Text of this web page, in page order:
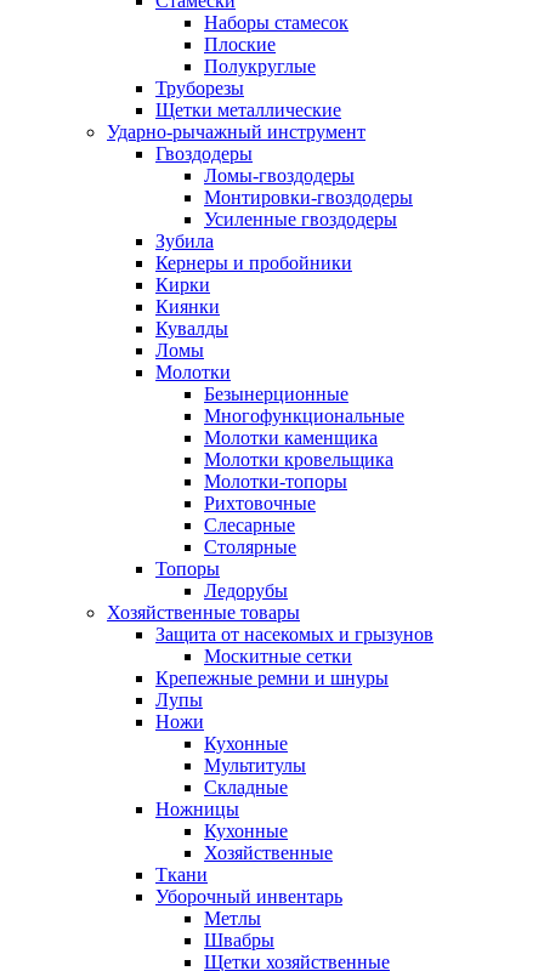
Наборы стамесок
Плоские
Полукруглые
Труборезы
Щетки металлические
Ударно-рычажный инструмент
Гвоздодеры
Ломы-гвоздодеры
Монтировки-гвоздодеры
Усиленные гвоздодеры
Зубила
Кернеры и пробойники
Кирки
Киянки
Кувалды
Ломы
Молотки
Безынерционные
Многофункциональные
Молотки каменщика
Молотки кровельщика
Молотки-топоры
Рихтовочные
Слесарные
Столярные
Топоры
Ледорубы
Хозяйственные товары
Защита от насекомых и грызунов
Москитные сетки
Крепежные ремни и шнуры
Лупы
Ножи
Кухонные
Мультитулы
Складные
Ножницы
Кухонные
Хозяйственные
Ткани
Уборочный инвентарь
Метлы
Швабры
Щетки хозяйственные